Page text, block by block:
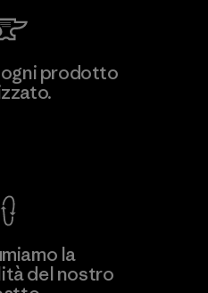
prodotto
la
del nostro